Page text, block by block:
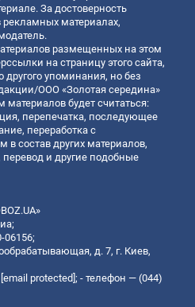
За достоверность
материалах,
размещенных на этом
на страницу этого сайта,
другого упоминания, но без
ООО «Золотая середина»
будет считаться:
перепечатка, последующее
переработка с
состав других материалов,
и другие подобные
06156;
д. 7, г. Киев,
[email protected]; - телефон — (044)